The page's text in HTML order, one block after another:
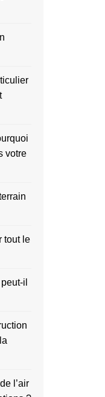
votre
tout le
il
l’air